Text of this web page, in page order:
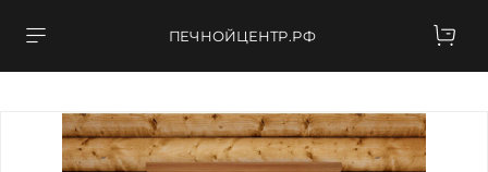
ПЕЧНОЙЦЕНТР.РФ